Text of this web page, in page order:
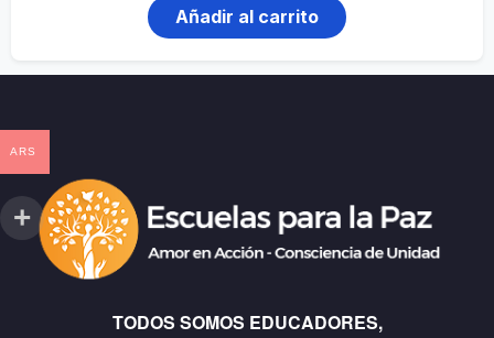
Añadir al carrito
TODOS SOMOS EDUCADORES,
ARS